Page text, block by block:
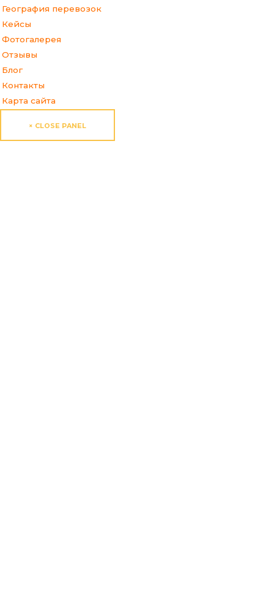
География перевозок
Кейсы
Фотогалерея
Отзывы
Блог
Контакты
Карта сайта
× CLOSE PANEL